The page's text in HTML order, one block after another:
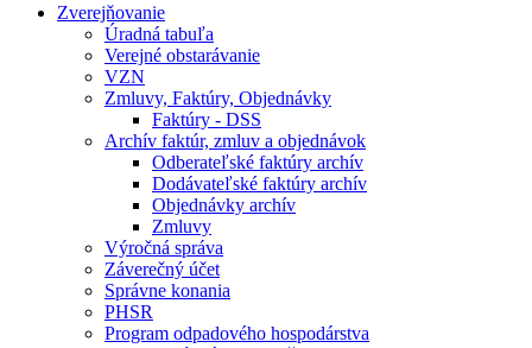
Zverejňovanie
Úradná tabuľa
Verejné obstarávanie
VZN
Zmluvy, Faktúry, Objednávky
Faktúry - DSS
Archív faktúr, zmluv a objednávok
Odberateľské faktúry archív
Dodávateľské faktúry archív
Objednávky archív
Zmluvy
Výročná správa
Záverečný účet
Správne konania
PHSR
Program odpadového hospodárstva